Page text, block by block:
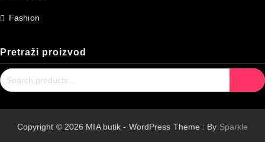
Fashion
Pretraži proizvod
Search
for:
Copyright © 2026 MIA butik - WordPress Theme : By Sparkle